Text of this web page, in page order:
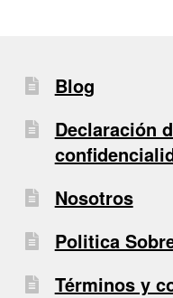
Blog
Declaración
Nosotros
Politica
Términos y